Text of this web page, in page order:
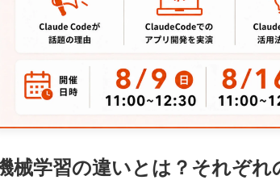
械学習の違いとは？それぞれ